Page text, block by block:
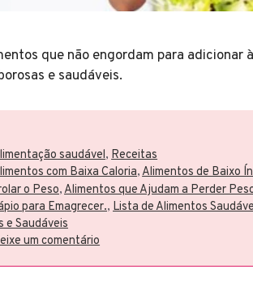
que não engordam para
e saudáveis.
saudável,Receitas
com Baixa Caloria,Alimentos de Baixo
o Peso, Alimentos que Ajudam a Perder
para Emagrecer., Lista de Alimentos
e Saudáveis
um comentário